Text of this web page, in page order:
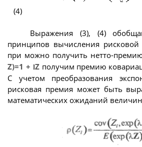
(4)
Выражения (3), (4)
принципов вычисления
при можно получить нетто-
Z)=1 + lZполучим премию
С учетом преобразования
рисковая премия может быть
математических ожиданий величин